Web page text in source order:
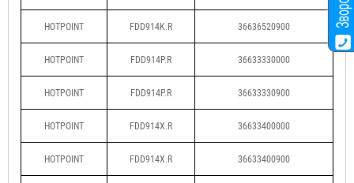
HOTPOINT FDD914K.R 36636520900
HOTPOINT FDD914P.R 36633330000
HOTPOINT FDD914P.R 36633330900
HOTPOINT FDD914X.R 36633400000
HOTPOINT FDD914X.R 36633400900